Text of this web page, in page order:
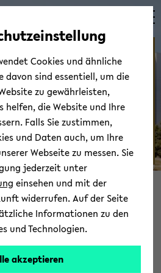
Automatische
vermeiden
zum
wechseln
zum
wechseln
zum
wechseln
Fa­kul­tät Per­so­nen
© Uni­ver­si­tät Bie­le­feld
Cookies und ähnliche
davon sind essentiell, um die
zu gewährleisten,
helfen, die Website und Ihre
Falls Sie zustimmen,
und Daten auch, um Ihre
Webseite zu messen. Sie
jederzeit unter
einsehen und mit der
widerrufen. Auf der Seite
Informationen zu den
und Technologien.
akzeptieren